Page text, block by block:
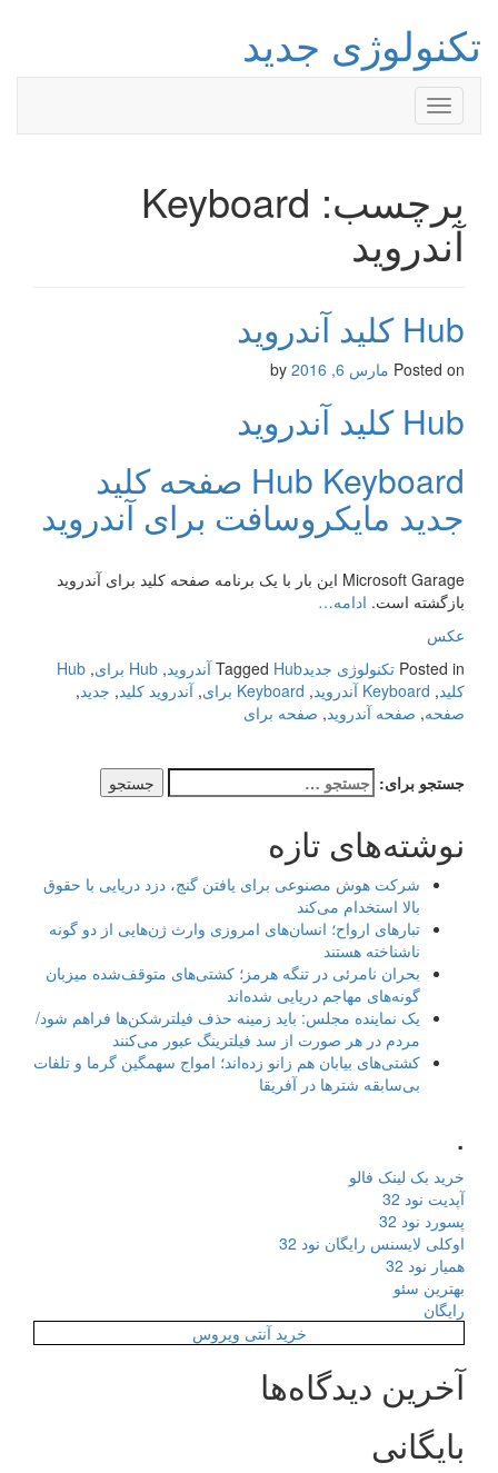
تکنولوژی جدید
Toggle
navigation
برچسب: Keyboard
آندروید
Hub کلید آندروید
Posted on مارس 6, 2016
Hub کلید آندروید
Hub Keyboard صفحه کلید
جدید مایکروسافت برای آندروید
Microsoft Garage این بار با یک برنامه صفحه کلید برای آندروید
بازگشته است. ادامه…
عکس
Posted in تکنولوژی جدید Tagged Hub آندروید , Hub برای ,
Hub
کلید, Keyboard آندروید , Keyboard برای ,آندروید کلید, جدید,
صفحه, صفحه آندروید, صفحه برای
جستجو برای:
نوشته‌های تازه
شرکت هوش مصنوعی برای یافتن گنج، دزد دریایی با حقوق
بالا استخدام می‌کند
تبارهای ارواح؛ انسان‌های امروزی وارث ژن‌هایی از دو گونه
ناشناخته هستند
بحران نامرئی در تنگه هرمز؛ کشتی‌های متوقف‌شده میزبان
گونه‌های مهاجم دریایی شده‌اند
یک نماینده مجلس: باید زمینه حذف فیلترشکن‌ها فراهم شود/
مردم در هر صورت از سد فیلترینگ عبور می‌کنند
کشتی‌های بیابان هم زانو زده‌اند؛ امواج سهمگین گرما و تلفات
بی‌سابقه شترها در آفریقا
.
خرید بک لینک فالو
آپدیت نود 32
پسورد نود 32
اوکلی لایسنس رایگان نود 32
همیار نود 32
بهترین سئو
رایگان
خرید آنتی ویروس
آخرین دیدگاه‌ها
بایگانی